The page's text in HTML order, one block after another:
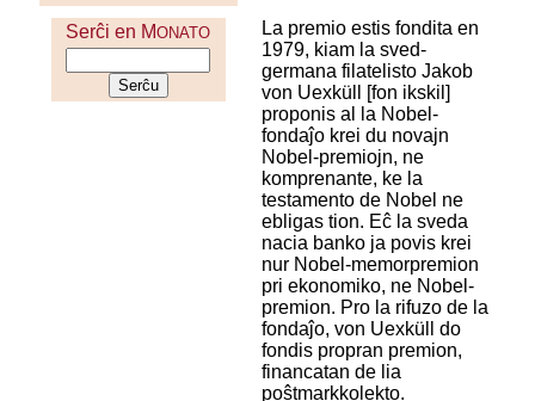
Serĉi en MONATO
La premio estis fondita en
1979, kiam la sved-
germana filatelisto Jakob
von Uexküll [fon ikskil]
proponis al la Nobel-
fondaĵo krei du novajn
Nobel-premiojn, ne
komprenante, ke la
testamento de Nobel ne
ebligas tion. Eĉ la sveda
nacia banko ja povis krei
nur Nobel-memorpremion
pri ekonomiko, ne Nobel-
premion. Pro la rifuzo de la
fondaĵo, von Uexküll do
fondis propran premion,
financatan de lia
poŝtmarkkolekto.